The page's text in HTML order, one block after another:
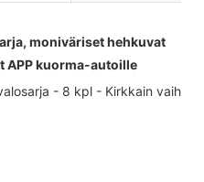
moniväriset hehkuvat
APP kuorma-autoille